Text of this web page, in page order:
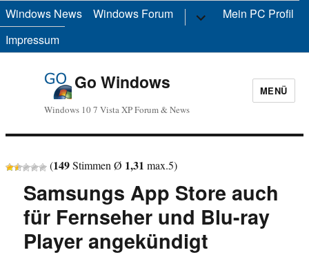
Windows News Windows Forum Untermenü
anzeigen
Mein PC Profil
Impressum
Go Windows
Windows 10 7 Vista XP Forum & News
MENÜ
(149Stimmen Ø 1,31 max.5)
Samsungs App Store auch
für Fernseher und Blu-ray
Player angekündigt